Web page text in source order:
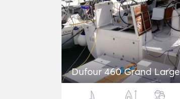
Dufour 460 Grand Large